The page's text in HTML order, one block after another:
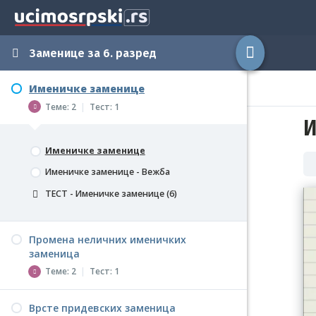
Заменице за 6. разред
Именичке заменице
Теме: 2 | Тест: 1
Именичке заменице
Именичке заменице - Вежба
ТЕСТ - Именичке заменице (6)
Промена неличних именичких
заменица
Теме: 2 | Тест: 1
Врсте придевских заменица